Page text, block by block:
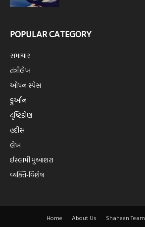
POPULAR CATEGORY
સમાચાર
તંત્રીલેખ
ઓપન સ્પેસ
કુર્આન
દૃષ્ટિકોણ
હદીસ
લેખ
ઈસ્લામી મુઆશરા
વ્યક્તિ-વિશેષ
Home About Us Shaheen Team